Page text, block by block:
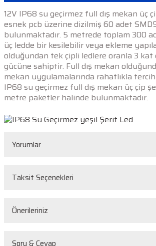
12V IP68 su geçirmez full dış mekan üç
esnek pcb üzerine dizilmiş 60 adet
bulunmaktadır. 5 metrede toplam 300
üç ledde bir kesilebilir veya ekleme
olduğundan tek çipli ledlere oranla 3 kat
gücüne sahiptir. Full dış mekan
mekan uygulamalarında rahatlıkla
IP68 su geçirmez full dış mekan üç çip
metre paketler halinde bulunmaktadır.
Yorumlar
Taksit Seçenekleri
Önerileriniz